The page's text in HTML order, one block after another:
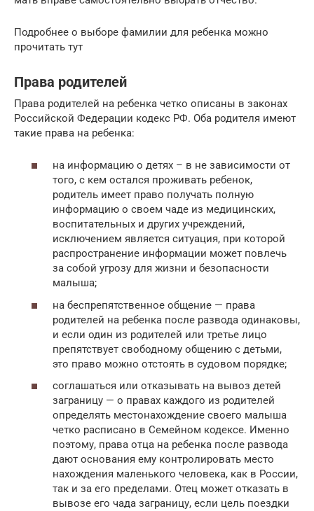
Подробнее о выборе фамилии для ребенка можно
прочитать тут
Права родителей
Права родителей на ребенка четко описаны в законах
Российской Федерации кодекс РФ. Оба родителя имеют
такие права на ребенка:
на информацию о детях – в не зависимости от
того, с кем остался проживать ребенок,
родитель имеет право получать полную
информацию о своем чаде из медицинских,
воспитательных и других учреждений,
исключением является ситуация, при которой
распространение информации может повлечь
за собой угрозу для жизни и безопасности
малыша;
на беспрепятственное общение — права
родителей на ребенка после развода одинаковы,
и если один из родителей или третье лицо
препятствует свободному общению с детьми,
это право можно отстоять в судовом порядке;
соглашаться или отказывать на вывоз детей
заграницу — о правах каждого из родителей
определять местонахождение своего малыша
четко расписано в Семейном кодексе. Именно
поэтому, права отца на ребенка после развода
дают основания ему контролировать место
нахождения маленького человека, как в России,
так и за его пределами. Отец может отказать в
вывозе его чада заграницу, если цель поездки